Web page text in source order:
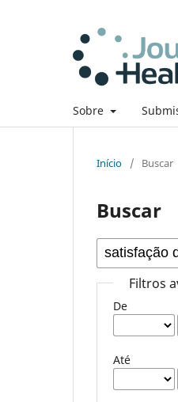
Sobre
Início / Buscar
Buscar
Filtros
De
Até